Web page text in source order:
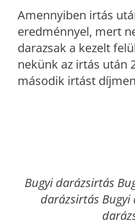
Amennyiben irtás
eredménnyel, mert
darazsak a kezelt
nekünk az irtás után
második irtást
Bugyidarázsirtás
darázsirtás